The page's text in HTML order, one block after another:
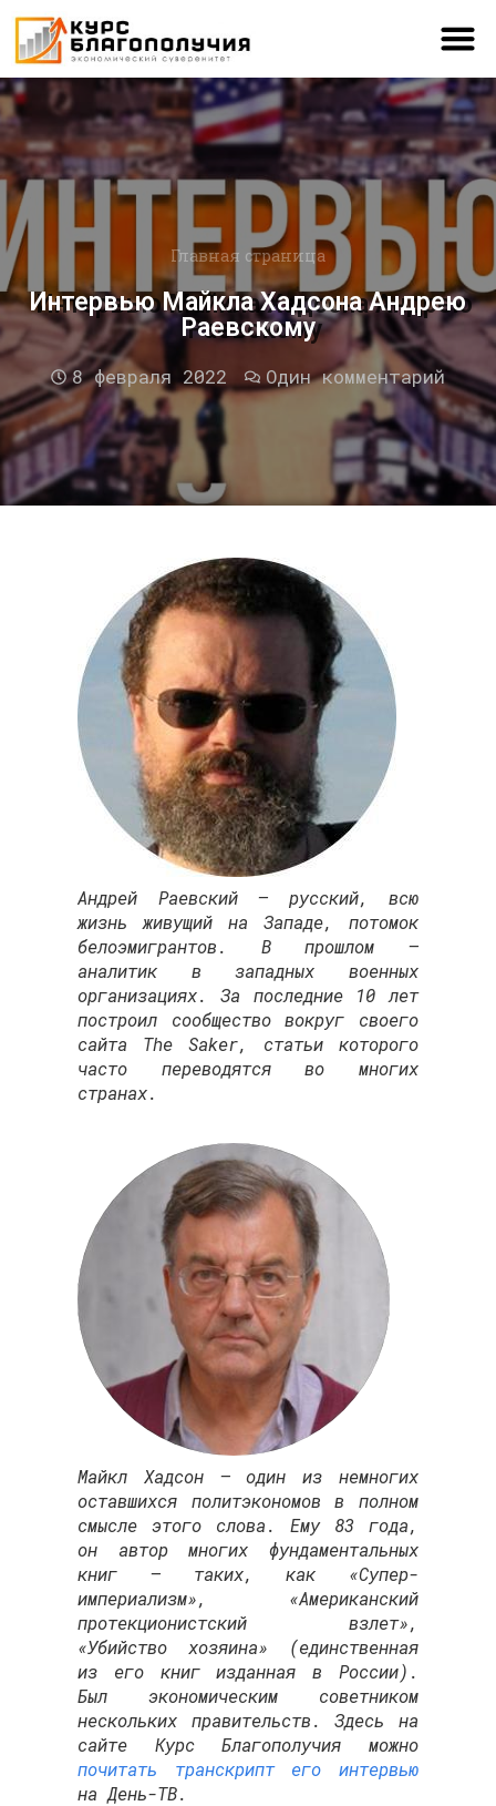
Главная страница
Интервью Майкла Хадсона Андрею
Раевскому
8 февраля 2022 Один комментарий
Андрей Раевский — русский, всю
жизнь живущий на Западе, потомок
белоэмигрантов. В прошлом –
аналитик в западных военных
организациях. За последние 10 лет
построил сообщество вокруг своего
сайта The Saker, статьи которого
часто переводятся во многих
странах.
Майкл Хадсон – один из немногих
оставшихся политэкономов в полном
смысле этого слова. Ему 83 года,
он автор многих фундаментальных
книг – таких, как «Супер-
империализм», «Американский
протекционистский взлет»,
«Убийство хозяина» (единственная
из его книг изданная в России).
Был экономическим советником
нескольких правительств. Здесь на
сайте Курс Благополучия можно
почитать транскрипт его интервью
на День-ТВ.